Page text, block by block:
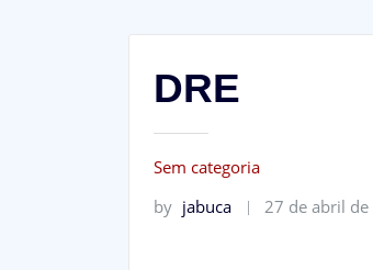
DRE
Sem categoria
by jabuca 27 de abril